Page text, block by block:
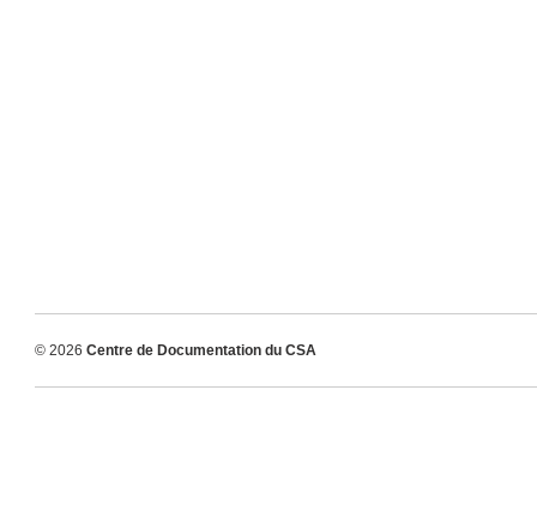
© 2026 Centre de Documentation du CSA